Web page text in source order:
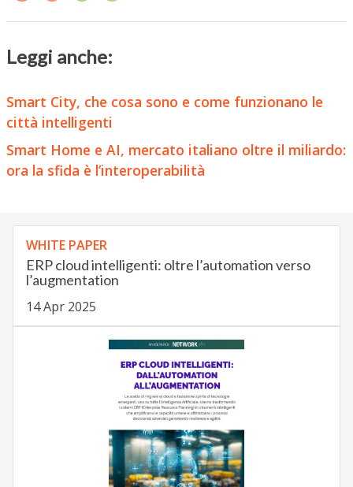
Leggi anche:
Smart City, che cosa sono e come funzionano le
città intelligenti
Smart Home e AI, mercato italiano oltre il miliardo:
ora la sfida è l’interoperabilità
WHITE PAPER
ERP cloud intelligenti: oltre l’automation verso
l’augmentation
14 Apr 2025